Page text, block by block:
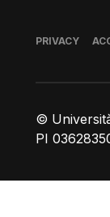
©
PI
Piè di
PRIVACY